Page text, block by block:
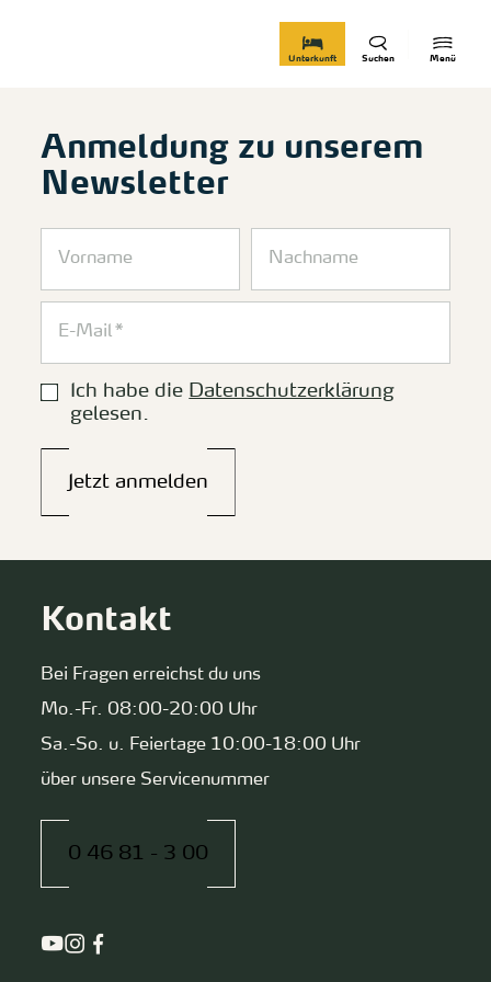
Menü
Suchen
Unterkunft
Anmeldung zu unserem
Newsletter
Ich habe die Datenschutzerklärung
gelesen.
Jetzt anmelden
Kontakt
Bei Fragen erreichst du uns
Mo.-Fr. 08:00-20:00 Uhr
Sa.-So. u. Feiertage 10:00-18:00 Uhr
über unsere Servicenummer
0 46 81 - 3 00